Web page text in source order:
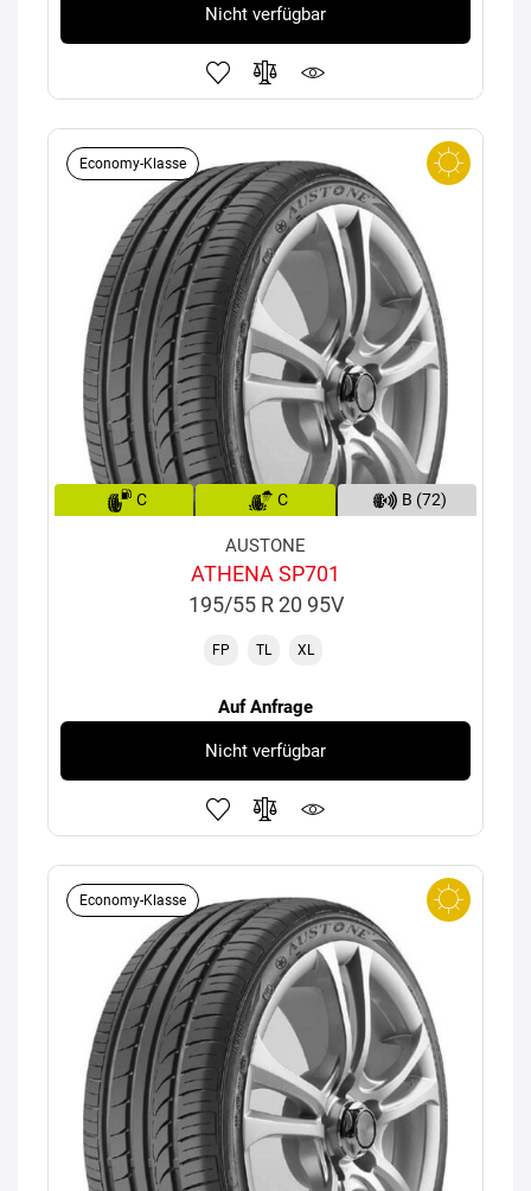
Nicht verfügbar
Economy-Klasse
C C B (72)
AUSTONE
ATHENA SP701
195/55 R 20 95V
FP TL XL
Auf Anfrage
Nicht verfügbar
Economy-Klasse